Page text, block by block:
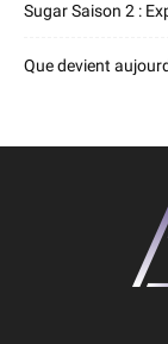
Sugar Saison 2 :
Que devient